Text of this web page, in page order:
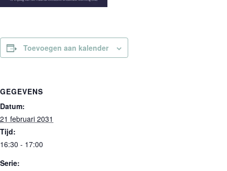
Toevoegen aan kalender
GEGEVENS
Datum:
21 februari 2031
Tijd:
16:30 - 17:00
Serie: